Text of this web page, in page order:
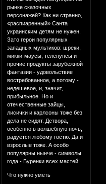
рынке сказочных
персонажей? Как ни странно,
«распиаренный» Санта
украинским детям не нужен.
Зато герои популярных
западных мультиков: шреки,
микки-маусы, телепупсы и
прочие продукты зарубежной
фантазии - удовольствие
востребованное, а потому -
недешевое, и, значит,
прибыльное. Но и
отечественные зайцы,
лисички и карлсоны тоже без
дела не сидят. Детвора,
особенно в волшебную ночь,
радуется любому гостю. Да и
взрослые тоже. А особо
популярны нынче - символы
года - Буренки всех мастей!
Что нужно уметь